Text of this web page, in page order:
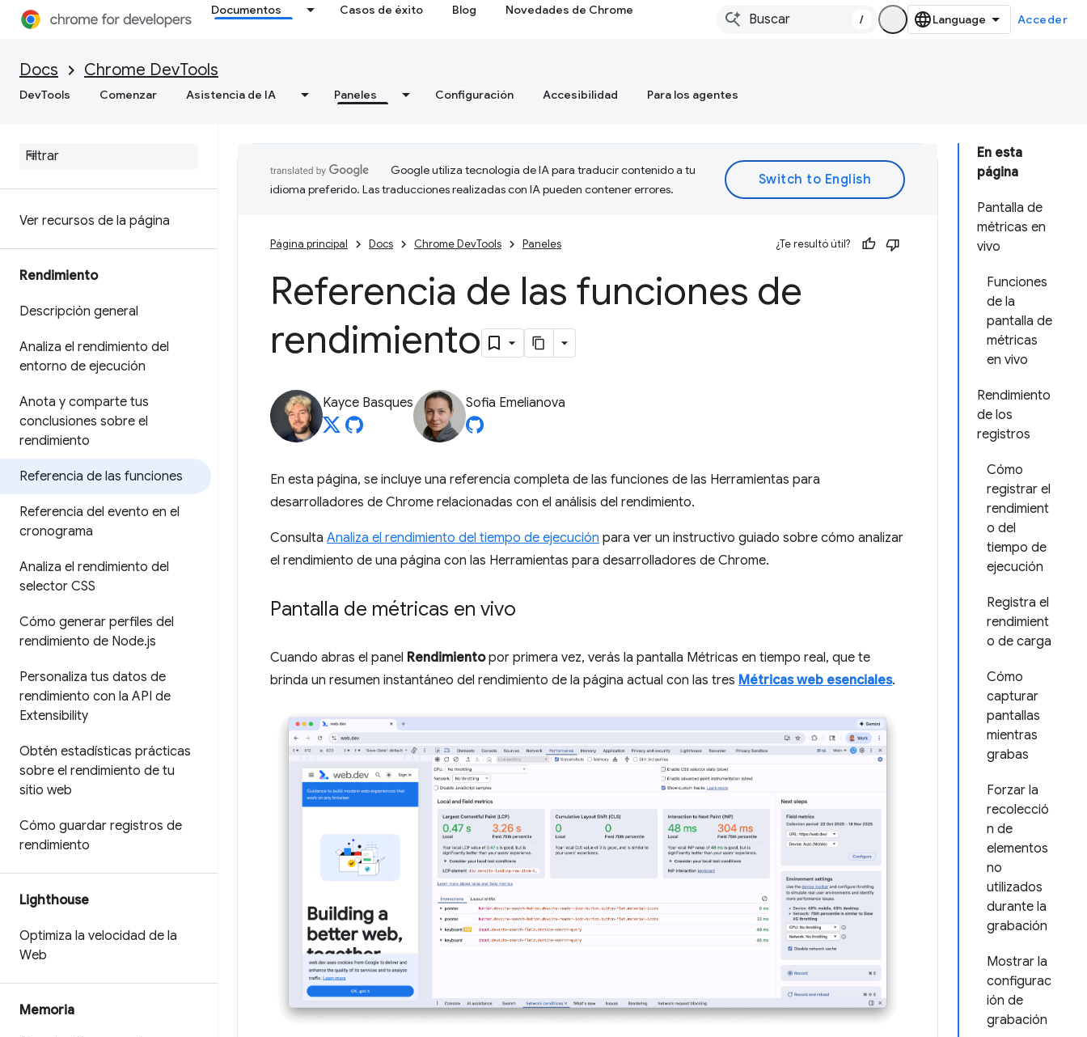
Documentos Casos de éxito Blog Novedades de Chrome
/ Acceder
Docs Chrome DevTools
DevTools Comenzar Asistencia de IA Paneles Configuración Accesibilidad Para los agentes
Red
Descripción general
actividad de red
Referencia de las funciones
Ver recursos de la página
Rendimiento
Descripción general
Analiza el rendimiento del
entorno de ejecución
Anota y comparte tus
conclusiones sobre el
rendimiento
Referencia de las funciones
Referencia del evento en el
cronograma
Analiza el rendimiento del
selector CSS
Cómo generar perfiles del
rendimiento de Node.js
Personaliza tus datos de
rendimiento con la API de
Extensibility
Obtén estadísticas prácticas
sobre el rendimiento de tu
sitio web
Cómo guardar registros de
rendimiento
Lighthouse
Optimiza la velocidad de la
Web
Memoria
En esta
página
Pantalla de
métricas en
vivo
Funciones
de la
pantalla de
métricas
en vivo
Rendimiento
de los
registros
Cómo
registrar el
rendimient
o del
tiempo de
ejecución
Registra el
rendimient
o de carga
Cómo
capturar
pantallas
mientras
grabas
Forzar la
recolecció
n de
elementos
no
utilizados
durante la
grabación
Mostrar la
configurac
ión de
grabación
Google utiliza tecnología de IA para traducir contenido a tu
idioma preferido. Las traducciones realizadas con IA pueden contener errores.
Página principal Docs Chrome DevTools Paneles ¿Te resultó útil?
Referencia de las funciones de
rendimiento
Kayce Basques Sofia Emelianova
En esta página, se incluye una referencia completa de las funciones de las Herramientas para
desarrolladores de Chrome relacionadas con el análisis del rendimiento.
Consulta Analiza el rendimiento del tiempo de ejecución para ver un instructivo guiado sobre cómo analizar
el rendimiento de una página con las Herramientas para desarrolladores de Chrome.
Pantalla de métricas en vivo
Cuando abras el panel Rendimientopor primera vez, verás la pantalla Métricas en tiempo real, que te
brinda un resumen instantáneo del rendimiento de la página actual con las tres Métricas web esenciales.